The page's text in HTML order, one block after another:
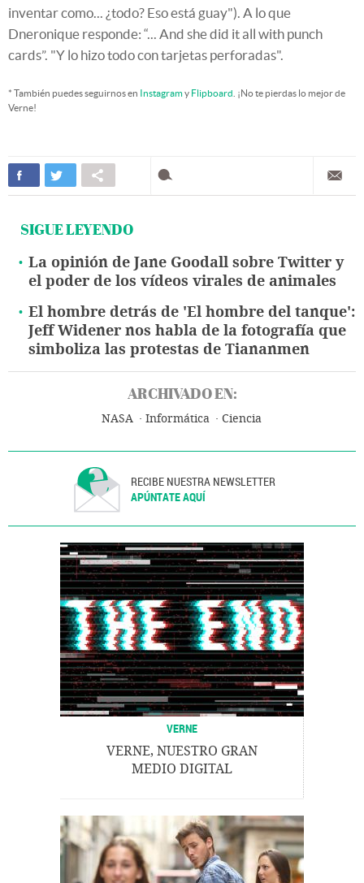
inventar como... ¿todo? Eso está guay"). A lo que
Dneronique responde: “... And she did it all with punch
cards”. "Y lo hizo todo con tarjetas perforadas".
* También puedes seguirnos en Instagramy Flipboard . ¡No te pierdas lo mejor de
Verne!
SIGUE LEYENDO
La opinión de Jane Goodall sobre Twitter y
el poder de los vídeos virales de animales
El hombre detrás de 'El hombre del tanque':
Jeff Widener nos habla de la fotografía que
simboliza las protestas de Tiananmen
ARCHIVADO EN:
NASA Informática Ciencia
RECIBE NUESTRA NEWSLETTER
APÚNTATE AQUÍ
VERNE
VERNE, NUESTRO GRAN
MEDIO DIGITAL